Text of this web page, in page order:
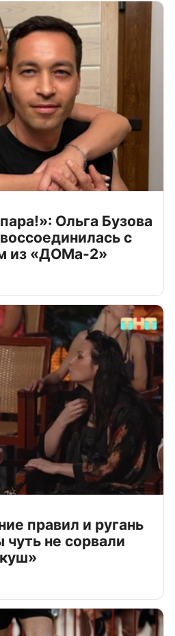
Ольга Бузова
с
из «ДОМа-2»
правил и ругань
чуть не сорвали